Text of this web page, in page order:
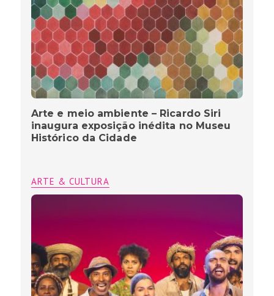
Arte e meio ambiente – Ricardo Siri
inaugura exposição inédita no Museu
Histórico da Cidade
ARTE & CULTURA